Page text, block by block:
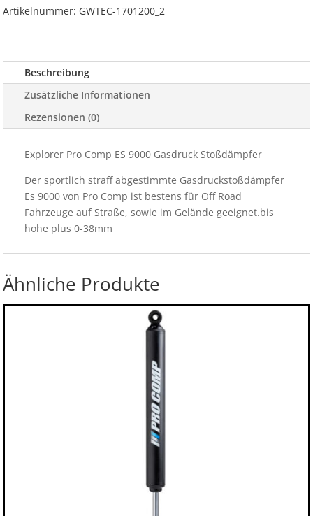
Serie
Hinten
86
Menge
Artikelnummer: GWTEC-1701200_2
Beschreibung
Zusätzliche Informationen
Rezensionen (0)
Explorer Pro Comp ES 9000 Gasdruck Stoßdämpfer
Der sportlich straff abgestimmte Gasdruckstoßdämpfer
Es 9000 von Pro Comp ist bestens für Off Road
Fahrzeuge auf Straße, sowie im Gelände geeignet.bis
hohe plus 0-38mm
Ähnliche Produkte